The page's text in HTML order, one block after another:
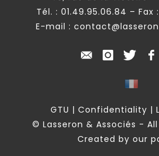
Tél. : 01.49.95.06.84 – Fax
E-mail :
GTU | Confidentiality |
© Lasseron & Associés -
Created by our